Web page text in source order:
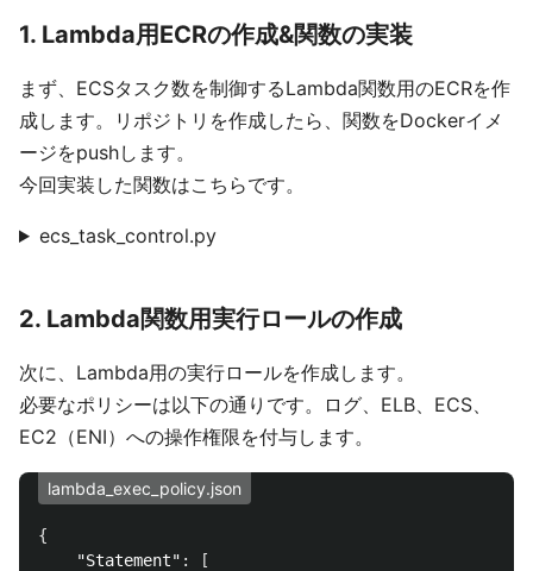
1. Lambda用ECRの作成&関数の実装
まず、ECSタスク数を制御するLambda関数用のECRを作
成します。リポジトリを作成したら、関数をDockerイメ
ージをpushします。
今回実装した関数はこちらです。
ecs_task_control.py
2. Lambda関数用実行ロールの作成
次に、Lambda用の実行ロールを作成します。
必要なポリシーは以下の通りです。ログ、ELB、ECS、
EC2（ENI）への操作権限を付与します。
lambda_exec_policy.json
{
"Statement" :
[